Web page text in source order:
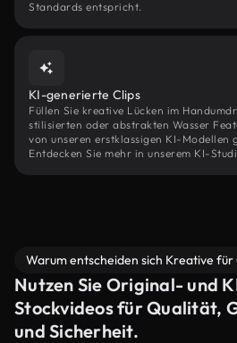
Standards entspricht.
KI-generierte Clips
Füllen Sie kreative Lücken im
stilisierten oder abstrakten Wasser
von unseren erstklassigen KI-Modellen
Entdecken Sie mehr in unserem KI-
Warum entscheiden sich Kreative
Nutzen Sie Original- und
Stockvideos für Qualität,
und Sicherheit.